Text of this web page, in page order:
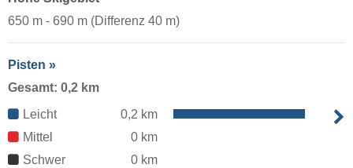
650 m - 690 m (Differenz 40 m)
Pisten »
Gesamt: 0,2 km
Leicht
0,2 km
Mittel
0 km
Schwer
0 km